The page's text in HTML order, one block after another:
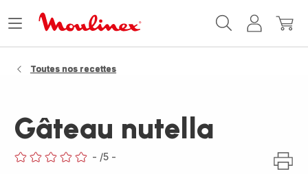
MonMon
Ouvrir
Toutes nos recettes
Gâteau nutella
- /5 -